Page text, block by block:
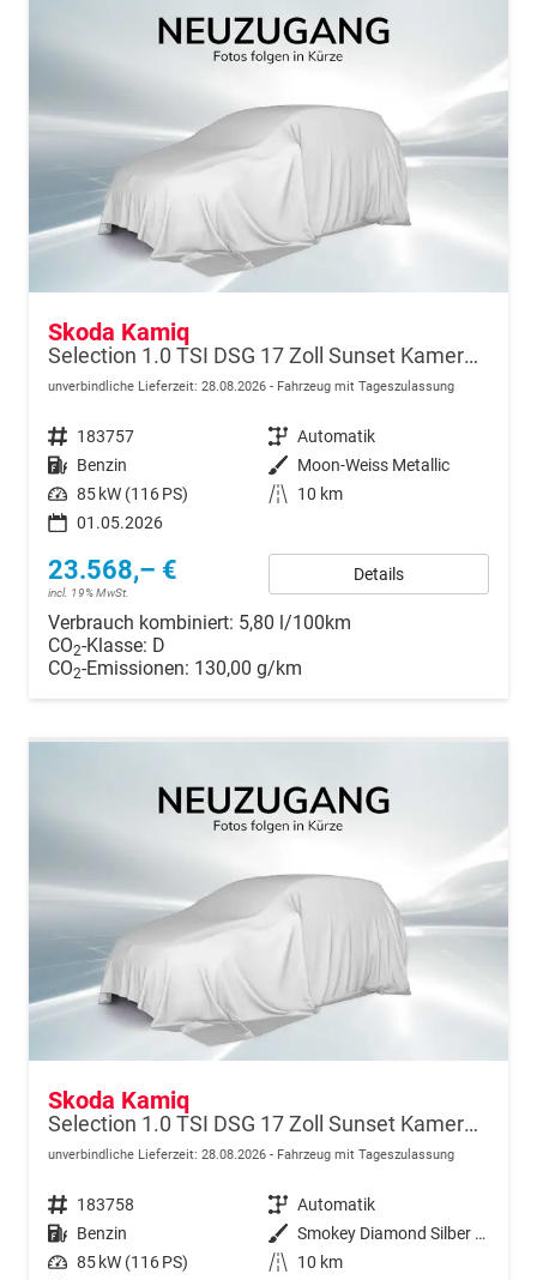
Skoda Kamiq
Selection 1.0 TSI DSG 17 Zoll Sunset Kamera PDC v+h
unverbindliche Lieferzeit: 28.08.2026 Fahrzeug mit Tageszulassung
Fahrzeugnr. 183757 Getriebe Automatik
Kraftstoff Benzin Außenfarbe Moon-Weiss Metallic
Leistung 85 kW (116 PS) Kilometerstand
10 km
01.05.2026
23.568,– €
incl. 19% MwSt.
Details
Verbrauch kombiniert: 5,80 l/100km
CO2-Klasse: D
CO2-Emissionen: 130,00 g/km
Skoda Kamiq
Selection 1.0 TSI DSG 17 Zoll Sunset Kamera PDC v+h
unverbindliche Lieferzeit: 28.08.2026 Fahrzeug mit Tageszulassung
Fahrzeugnr. 183758 Getriebe Automatik
Kraftstoff Benzin Außenfarbe
Smokey Diamond Silber Metallic
Leistung 85 kW (116 PS) Kilometerstand
10 km